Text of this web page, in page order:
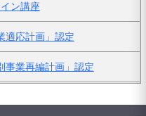
ン講座
適応計画」認定
事業再編計画」認定